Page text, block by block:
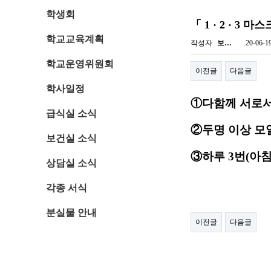
학생회
학교교육계획
학교운영위원회
학사일정
급식실 소식
보건실 소식
상담실 소식
각종 서식
분실물 안내
「 1 · 2 · 3 마
작성자 보… 20-06-
이전글 다음글
①다함께 서로
②두명 이상 모
③하루 3번(아
이전글 다음글